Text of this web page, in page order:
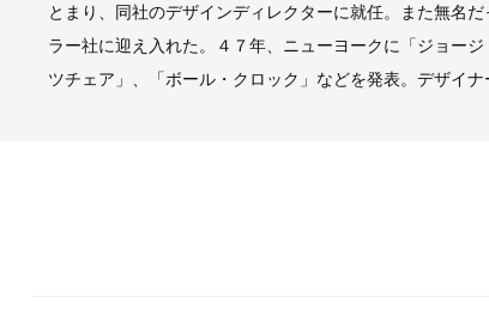
とまり、同社のデザインディレクターに就任。また無名
ラー社に迎え入れた。４７年、ニューヨークに「ジョー
ツチェア」、「ボール・クロック」などを発表。デザイ